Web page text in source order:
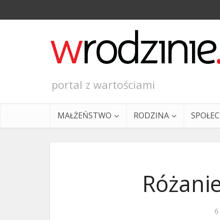
portal z wartościami
MAŁŻEŃSTWO RODZINA